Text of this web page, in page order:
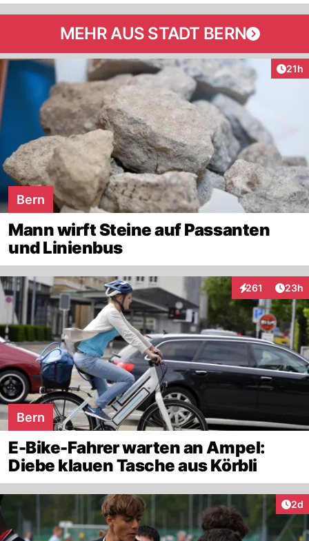
MEHR AUS STADT BERN
21h
Bern
Mann wirft Steine auf Passanten
und Linienbus
261
Interaktionen
23h
Bern
E-Bike-Fahrer warten an Ampel:
Diebe klauen Tasche aus Körbli
2d